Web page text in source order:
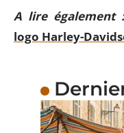
A lire également :
logo Harley-